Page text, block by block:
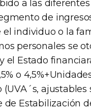
a las diferentes
de
individuo o la
personales se
el Estado
o
ajustables
de Estabilización